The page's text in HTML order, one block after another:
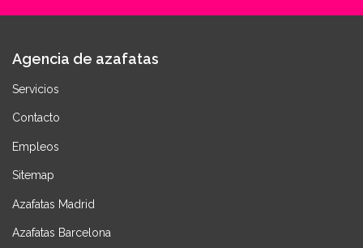
Agencia de azafatas
Servicios
Contacto
Empleos
Sitemap
Azafatas Madrid
Azafatas Barcelona